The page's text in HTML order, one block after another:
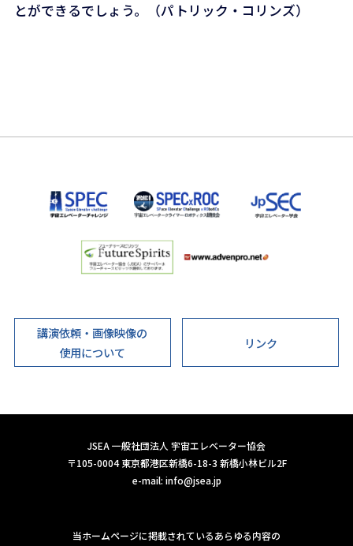
とができるでしょう。（パトリック・コリンズ）
講演依頼・画像映像の
使用について
リンク
JSEA 一般社団法人 宇宙エレベーター協会
〒105-0004 東京都港区新橋6-18-3 新橋小林ビル2F
e-mail: info@jsea.jp
当ホームページに掲載されているあらゆる内容の